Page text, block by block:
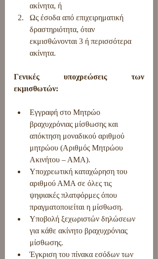
ακίνητα, ή
Ως έσοδα από επιχειρηματική
δραστηριότητα, όταν
εκμισθώνονται 3 ή περισσότερα
ακίνητα.
Γενικές υποχρεώσεις των
εκμισθωτών:
Εγγραφή στο Μητρώο
βραχυχρόνιας μίσθωσης και
απόκτηση μοναδικού αριθμού
μητρώου (Αριθμός Μητρώου
Ακινήτου – ΑΜΑ).
Υποχρεωτική καταχώρηση του
αριθμού ΑΜΑ σε όλες τις
ψηφιακές πλατφόρμες όπου
πραγματοποιείται η μίσθωση.
Υποβολή ξεχωριστών δηλώσεων
για κάθε ακίνητο βραχυχρόνιας
μίσθωσης.
Έγκριση του πίνακα εσόδων των